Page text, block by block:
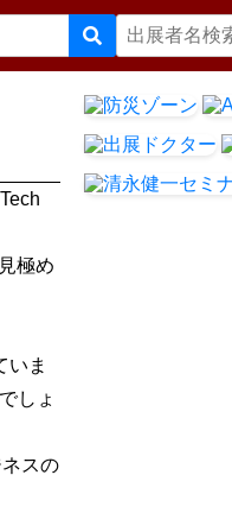
極め
いま
しょ
スの